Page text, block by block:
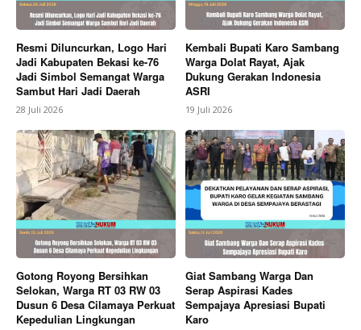
SUBSCRIBE NOW
Company
About
Contact us
Subscription Plans
Resmi Diluncurkan, Logo Hari
Jadi Kabupaten Bekasi ke-76
Jadi Simbol Semangat Warga
Sambut Hari Jadi Daerah
28 Juli 2026
Kembali Bupati Karo Sambang
Warga Dolat Rayat, Ajak
Dukung Gerakan Indonesia
ASRI
19 Juli 2026
Gotong Royong Bersihkan
Selokan, Warga RT 03 RW 03
Dusun 6 Desa Cilamaya Perkuat
Kepedulian Lingkungan
Giat Sambang Warga Dan
Serap Aspirasi Kades
Sempajaya Apresiasi Bupati
Karo